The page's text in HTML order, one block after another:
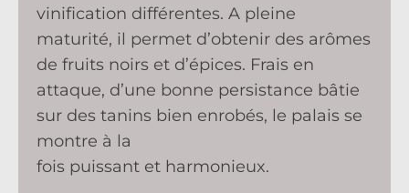
vinification différentes. A pleine
maturité, il permet d’obtenir des arômes
de fruits noirs et d’épices. Frais en
attaque, d’une bonne persistance bâtie
sur des tanins bien enrobés, le palais se
montre à la
fois puissant et harmonieux.